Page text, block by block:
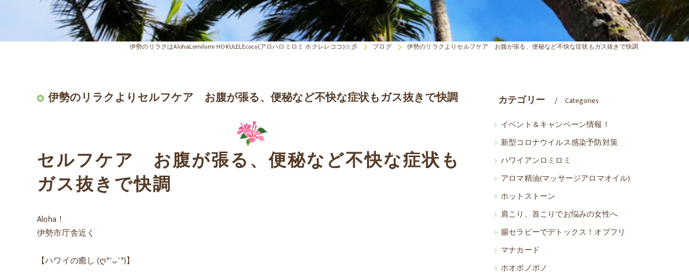
伊勢のリラクはAlohaLomilomi HOKULELEcoco(アロハロミロミ ホクレレココ)☆彡 ブログ 伊勢のリラクよりセルフケア お腹が張る、便秘など不快な症状もガス抜きで快調
伊勢のリラクよりセルフケア お腹が張る、便秘など不快な症状もガス抜きで快調
セルフケア お腹が張る、便秘など不快な症状も
ガス抜きで快調
Aloha！
伊勢市庁舎近く
【ハワイの癒し (ღ*ˇᴗˇ*)】
カテゴリー Categories
イベント＆キャンペーン情報！
新型コロナウイルス感染予防対策
ハワイアンロミロミ
アロマ精油(マッサージアロマオイル)
ホットストーン
肩こり、首こりでお悩みの女性へ
腸セラピーでデトックス！オプフリ
マナカード
ホオポノポノ